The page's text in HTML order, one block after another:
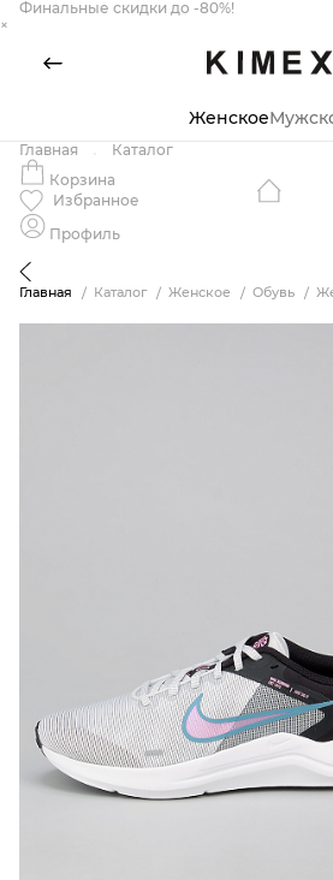
Финальные скидки до -80%!
×
Женское
Главная
Каталог
Корзина
Избранное
Профиль
Главная Каталог Женское Обувь